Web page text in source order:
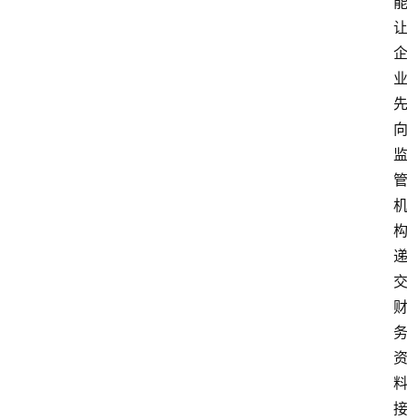
让
企
业
先
向
监
管
机
构
递
交
财
务
资
料
接